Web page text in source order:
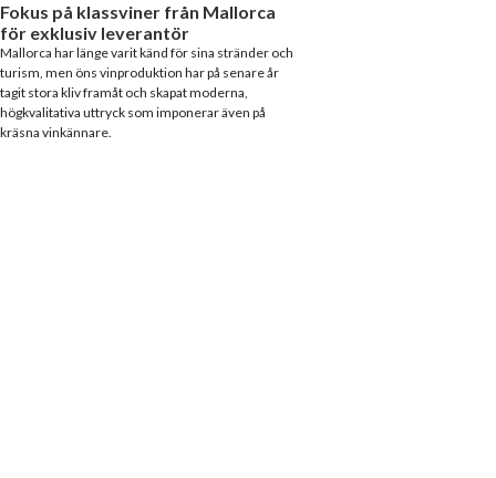
Fokus på klassviner från Mallorca
för exklusiv leverantör
Mallorca har länge varit känd för sina stränder och
turism, men öns vinproduktion har på senare år
tagit stora kliv framåt och skapat moderna,
högkvalitativa uttryck som imponerar även på
kräsna vinkännare.